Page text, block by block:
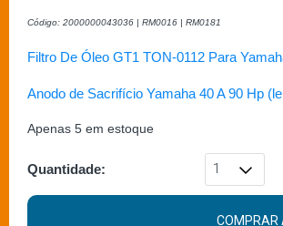
Código: 2000000043036 | RM0016 | RM0181
Filtro De Óleo GT1 TON-0112 Para
Anodo de Sacrifício Yamaha 40 A 90 Hp
Apenas 5 em estoque
Quantidade:
COMPRAR